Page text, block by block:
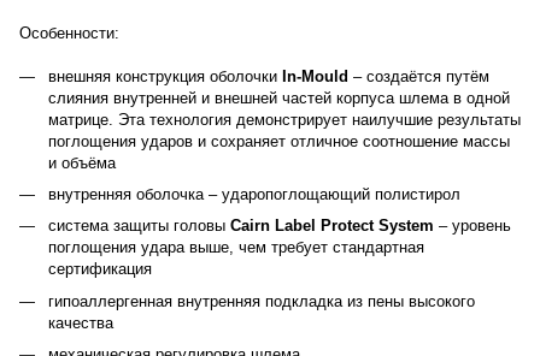
Особенности:
внешняя конструкция оболочки In-Mould – создаётся путём
слияния внутренней и внешней частей корпуса шлема в одной
матрице. Эта технология демонстрирует наилучшие результаты
поглощения ударов и сохраняет отличное соотношение массы
и объёма
внутренняя оболочка – ударопоглощающий полистирол
система защиты головы Cairn Label Protect System – уровень
поглощения удара выше, чем требует стандартная
сертификация
гипоаллергенная внутренняя подкладка из пены высокого
качества